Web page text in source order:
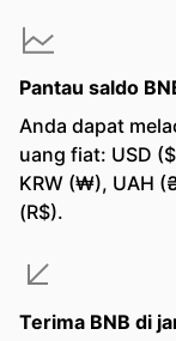
Pantau saldo
Anda dapat
uang fiat: USD
KRW (₩), UAH
(R$).
Terima BNB di